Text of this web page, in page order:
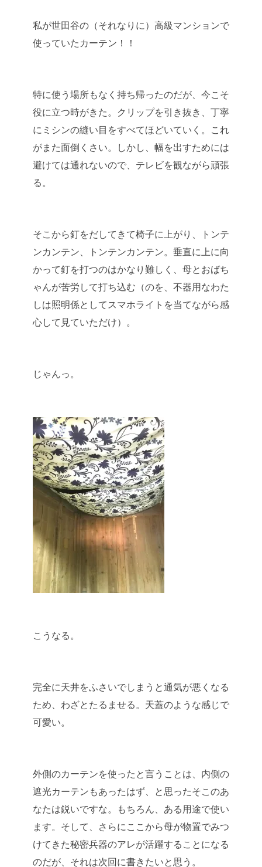
私が世田谷の（それなりに）高級マンションで
使っていたカーテン！！
特に使う場所もなく持ち帰ったのだが、今こそ
役に立つ時がきた。クリップを引き抜き、丁寧
にミシンの縫い目をすべてほどいていく。これ
がまた面倒くさい。しかし、幅を出すためには
避けては通れないので、テレビを観ながら頑張
る。
そこから釘をだしてきて椅子に上がり、トンテ
ンカンテン、トンテンカンテン。垂直に上に向
かって釘を打つのはかなり難しく、母とおばち
ゃんが苦労して打ち込む（のを、不器用なわた
しは照明係としてスマホライトを当てながら感
心して見ていただけ）。
じゃんっ。
こうなる。
完全に天井をふさいでしまうと通気が悪くなる
ため、わざとたるませる。天蓋のような感じで
可愛い。
外側のカーテンを使ったと言うことは、内側の
遮光カーテンもあったはず、と思ったそこのあ
なたは鋭いですな。もちろん、ある用途で使い
ます。そして、さらにここから母が物置でみつ
けてきた秘密兵器のアレが活躍することになる
のだが、それは次回に書きたいと思う。